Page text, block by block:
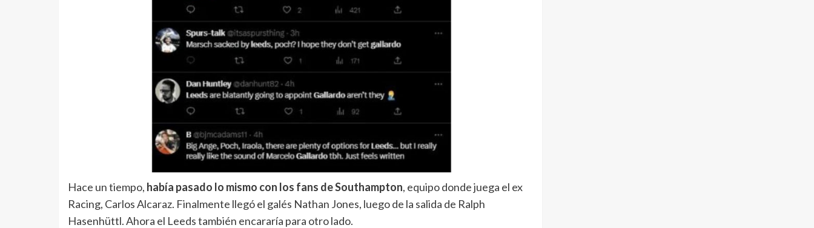
Hace un tiempo, había pasado lo mismo con los fans de Southampton, equipo donde juega el ex
Racing, Carlos Alcaraz. Finalmente llegó el galés Nathan Jones, luego de la salida de Ralph
Hasenhüttl. Ahora el Leeds también encararía para otro lado.